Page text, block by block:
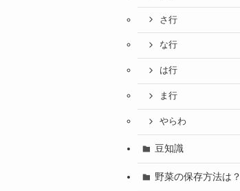
さ行
な行
は行
ま行
やらわ
豆知識
野菜の保存方法は？